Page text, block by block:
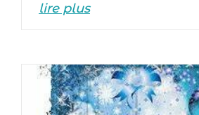
lire plus